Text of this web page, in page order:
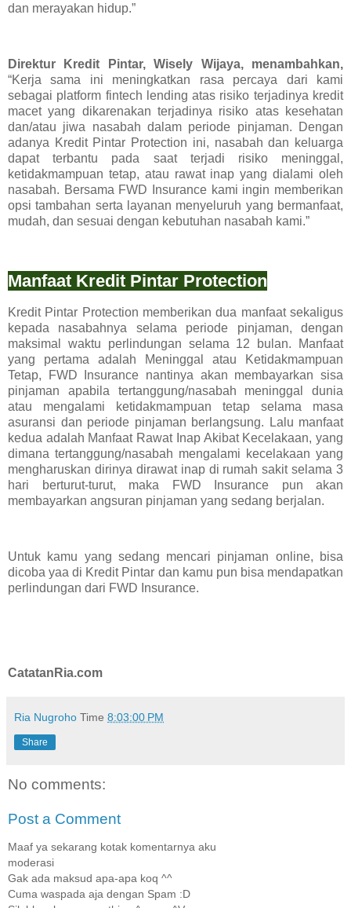
dan merayakan hidup.”
Direktur Kredit Pintar, Wisely Wijaya, menambahkan,
“Kerja sama ini meningkatkan rasa percaya dari kami
sebagai platform fintech lending atas risiko terjadinya kredit
macet yang dikarenakan terjadinya risiko atas kesehatan
dan/atau jiwa nasabah dalam periode pinjaman. Dengan
adanya Kredit Pintar Protection ini, nasabah dan keluarga
dapat terbantu pada saat terjadi risiko meninggal,
ketidakmampuan tetap, atau rawat inap yang dialami oleh
nasabah. Bersama FWD Insurance kami ingin memberikan
opsi tambahan serta layanan menyeluruh yang bermanfaat,
mudah, dan sesuai dengan kebutuhan nasabah kami.”
Manfaat Kredit Pintar Protection
Kredit Pintar Protection memberikan dua manfaat sekaligus
kepada nasabahnya selama periode pinjaman, dengan
maksimal waktu perlindungan selama 12 bulan. Manfaat
yang pertama adalah Meninggal atau Ketidakmampuan
Tetap, FWD Insurance nantinya akan membayarkan sisa
pinjaman apabila tertanggung/nasabah meninggal dunia
atau mengalami ketidakmampuan tetap selama masa
asuransi dan periode pinjaman berlangsung. Lalu manfaat
kedua adalah Manfaat Rawat Inap Akibat Kecelakaan, yang
dimana tertanggung/nasabah mengalami kecelakaan yang
mengharuskan dirinya dirawat inap di rumah sakit selama 3
hari berturut-turut, maka FWD Insurance pun akan
membayarkan angsuran pinjaman yang sedang berjalan.
Untuk kamu yang sedang mencari pinjaman online, bisa
dicoba yaa di Kredit Pintar dan kamu pun bisa mendapatkan
perlindungan dari FWD Insurance.
CatatanRia.com
Ria Nugroho Time 8:03:00 PM
Share
No comments:
Post a Comment
Maaf ya sekarang kotak komentarnya aku
moderasi
Gak ada maksud apa-apa koq ^^
Cuma waspada aja dengan Spam :D